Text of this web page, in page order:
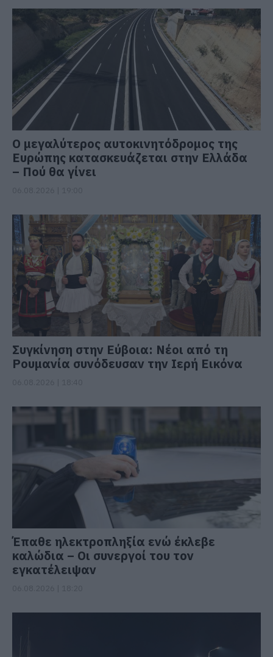
Ο μεγαλύτερος αυτοκινητόδρομος της
Ευρώπης κατασκευάζεται στην Ελλάδα
– Πού θα γίνει
Συγκίνηση στην Εύβοια: Νέοι από τη
Ρουμανία συνόδευσαν την Ιερή Εικόνα
Έπαθε ηλεκτροπληξία ενώ έκλεβε
καλώδια – Οι συνεργοί του τον
εγκατέλειψαν